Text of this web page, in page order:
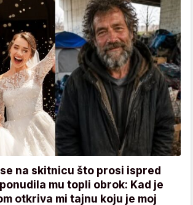
na skitnicu što prosi ispred
mu topli obrok: Kad je
otkriva mi tajnu koju je moj